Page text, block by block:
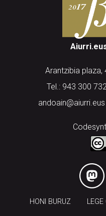
Arantzibia plaza,
Tel.: 943 300
HONI BURUZ